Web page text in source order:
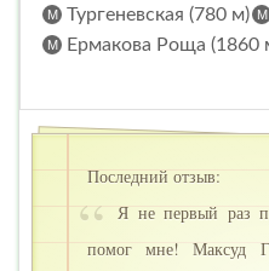
Тургеневская (780 м)
Ермакова Роща (1860
Последний отзыв:
Я не первый раз
помог мне! Максуд